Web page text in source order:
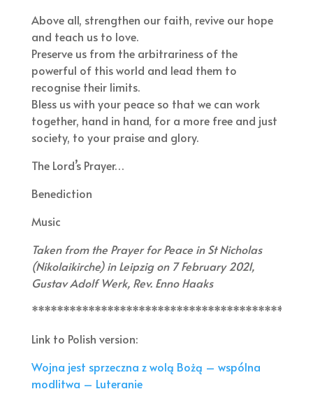
Above all, strengthen our faith, revive our hope
and teach us to love.
Preserve us from the arbitrariness of the
powerful of this world and lead them to
recognise their limits.
Bless us with your peace so that we can work
together, hand in hand, for a more free and just
society, to your praise and glory.
The Lord’s Prayer…
Benediction
Music
Taken from the Prayer for Peace in St Nicholas
(Nikolaikirche) in Leipzig on 7 February 2021,
Gustav Adolf Werk, Rev. Enno Haaks
Link to Polish version:
Wojna jest sprzeczna z wolą Bożą – wspólna
modlitwa – Luteranie